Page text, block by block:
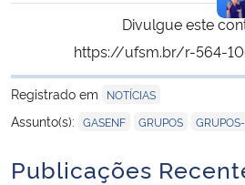
Divulgue este
https://ufsm.br/r-564-
Registrado em
NOTÍCIAS
Assunto(s): GASENF GRUPOS
Publicações